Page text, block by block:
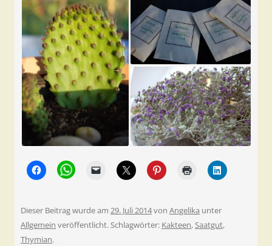
Dieser Beitrag wurde am 29. Juli 2014von Angelika unter
Allgemein veröffentlicht. Schlagwörter: Kakteen,Saatgut,
Thymian.